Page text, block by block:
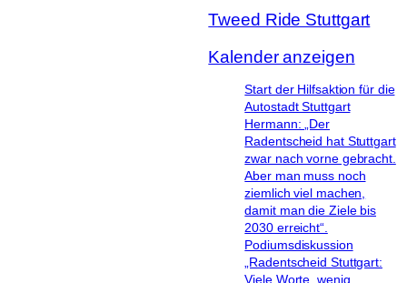
Hermann: „Der
zwar nach vorne gebracht.
ziemlich viel machen,
damit man die Ziele bis
2030 erreicht“.
Podiumsdiskussion
„Radentscheid Stuttgart:
Viele Worte, wenig
Wege?“
Impressum
| Datenschutz